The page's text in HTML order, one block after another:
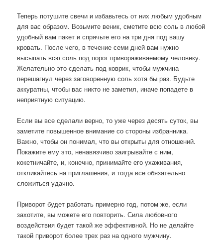
Теперь потушите свечи и избавьтесь от них любым удобным
для вас образом. Возьмите веник, сметите всю соль в любой
удобный вам пакет и спрячьте его на три дня под вашу
кровать. После чего, в течение семи дней вам нужно
высыпать всю соль под порог привораживаемому человеку.
Желательно это сделать под коврик, чтобы мужчина
перешагнул через заговоренную соль хотя бы раз. Будьте
аккуратны, чтобы вас никто не заметил, иначе попадете в
неприятную ситуацию.
Если вы все сделали верно, то уже через десять суток, вы
заметите повышенное внимание со стороны избранника.
Важно, чтобы он понимал, что вы открыты для отношений.
Покажите ему это, ненавязчиво заигрывайте с ним,
кокетничайте, и, конечно, принимайте его ухаживания,
откликайтесь на приглашения, и тогда все обязательно
сложиться удачно.
Приворот будет работать примерно год, потом же, если
захотите, вы можете его повторить. Сила любовного
воздействия будет такой же эффективной. Но не делайте
такой приворот более трех раз на одного мужчину.